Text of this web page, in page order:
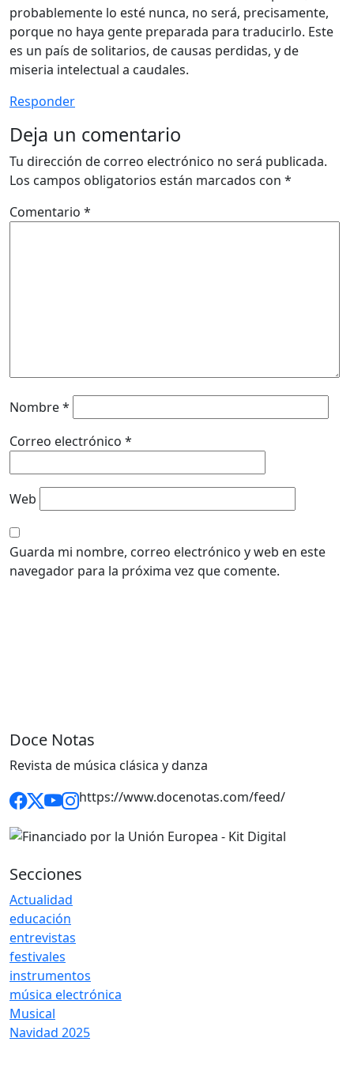
probablemente lo esté nunca, no será, precisamente,
porque no haya gente preparada para traducirlo. Este
es un país de solitarios, de causas perdidas, y de
miseria intelectual a caudales.
Responder
Deja un comentario
Tu dirección de correo electrónico no será publicada.
Los campos obligatorios están marcados con *
Comentario *
Nombre*
Correo electrónico *
Web
Guarda mi nombre, correo electrónico y web en este
navegador para la próxima vez que comente.
Doce Notas
Revista de música clásica y danza
https://www.docenotas.com/feed/
Secciones
Actualidad
educación
entrevistas
festivales
instrumentos
música electrónica
Musical
Navidad 2025